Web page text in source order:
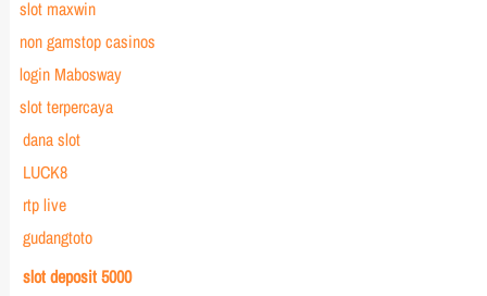
slot maxwin
non gamstop casinos
login Mabosway
slot terpercaya
dana slot
LUCK8
rtp live
gudangtoto
slot deposit 5000